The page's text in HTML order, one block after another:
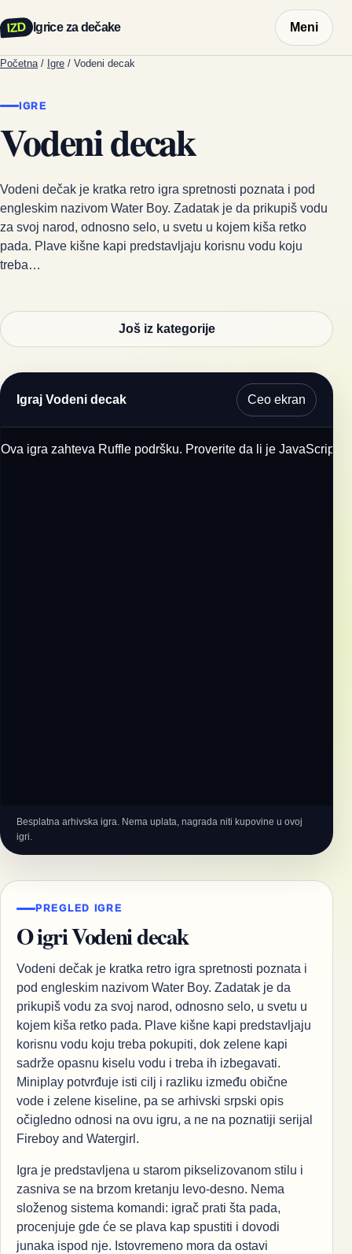
IZD Igrice za dečake Meni
Početna / Igre / Vodeni decak
IGRE
Vodeni decak
Vodeni dečak je kratka retro igra spretnosti poznata i pod
engleskim nazivom Water Boy. Zadatak je da prikupiš vodu
za svoj narod, odnosno selo, u svetu u kojem kiša retko
pada. Plave kišne kapi predstavljaju korisnu vodu koju
treba…
Još iz kategorije
Igraj Vodeni decak Ceo ekran
Ova igra zahteva Ruffle podršku. Proverite da li je JavaScript
Besplatna arhivska igra. Nema uplata, nagrada niti kupovine u ovoj
igri.
PREGLED IGRE
O igri Vodeni decak
Vodeni dečak je kratka retro igra spretnosti poznata i
pod engleskim nazivom Water Boy. Zadatak je da
prikupiš vodu za svoj narod, odnosno selo, u svetu u
kojem kiša retko pada. Plave kišne kapi predstavljaju
korisnu vodu koju treba pokupiti, dok zelene kapi
sadrže opasnu kiselu vodu i treba ih izbegavati.
Miniplay potvrđuje isti cilj i razliku između obične
vode i zelene kiseline, pa se arhivski srpski opis
očigledno odnosi na ovu igru, a ne na poznatiji serijal
Fireboy and Watergirl.
Igra je predstavljena u starom pikselizovanom stilu i
zasniva se na brzom kretanju levo-desno. Nema
složenog sistema komandi: igrač prati šta pada,
procenjuje gde će se plava kap spustiti i dovodi
junaka ispod nje. Istovremeno mora da ostavi